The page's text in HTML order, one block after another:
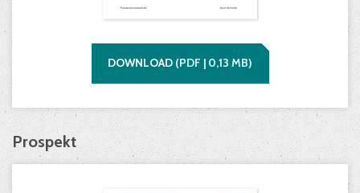
DOWNLOAD (PDF | 0,13 MB)
Prospekt